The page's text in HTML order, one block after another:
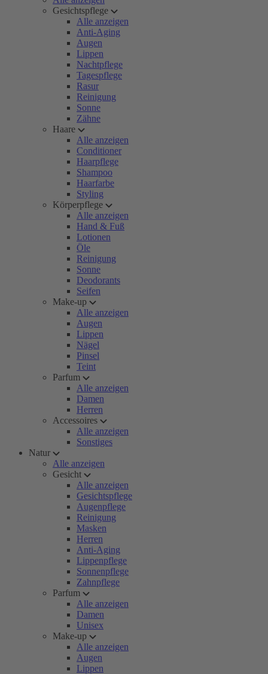
Gesichtspflege
Alle anzeigen
Anti-Aging
Augen
Lippen
Nachtpflege
Tagespflege
Rasur
Reinigung
Sonne
Zähne
Haare
Alle anzeigen
Conditioner
Haarpflege
Shampoo
Haarfarbe
Styling
Körperpflege
Alle anzeigen
Hand & Fuß
Lotionen
Öle
Reinigung
Sonne
Deodorants
Seifen
Make-up
Alle anzeigen
Augen
Lippen
Nägel
Pinsel
Teint
Parfum
Alle anzeigen
Damen
Herren
Accessoires
Alle anzeigen
Sonstiges
Natur
Alle anzeigen
Gesicht
Alle anzeigen
Gesichtspflege
Augenpflege
Reinigung
Masken
Herren
Anti-Aging
Lippenpflege
Sonnenpflege
Zahnpflege
Parfum
Alle anzeigen
Damen
Unisex
Make-up
Alle anzeigen
Augen
Lippen